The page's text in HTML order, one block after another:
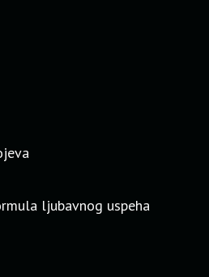
ljubavnog uspeha